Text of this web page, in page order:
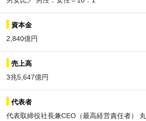
資本金
2,840億円
売上高
3兆5,647億円
代表者
代表取締役社長兼CEO（最高経営責任者）